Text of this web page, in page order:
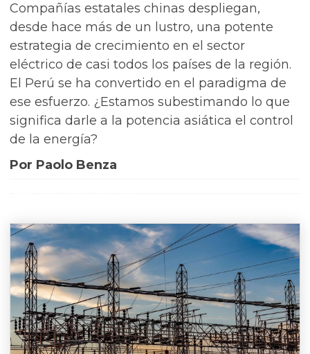
Compañías estatales chinas despliegan,
desde hace más de un lustro, una potente
estrategia de crecimiento en el sector
eléctrico de casi todos los países de la región.
El Perú se ha convertido en el paradigma de
ese esfuerzo. ¿Estamos subestimando lo que
significa darle a la potencia asiática el control
de la energía?
Por Paolo Benza